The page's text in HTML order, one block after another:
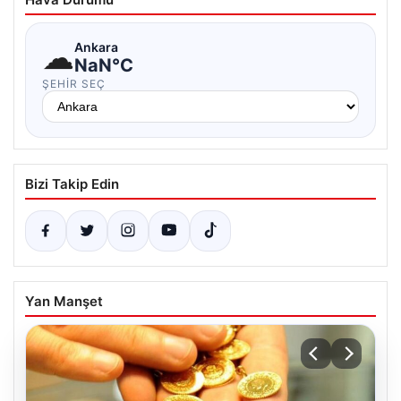
☁Ankara
NaN°C
ŞEHIR SEÇ
Bizi Takip Edin
Yan Manşet